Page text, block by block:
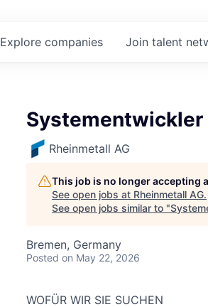
Explore companies Join talent
Rheinmetall AG
This job is no longer accepting
See open jobs at Rheinmetall AG.
See open jobs similar to "
Bremen, Germany
Posted on May 22, 2026
WOFÜR WIR SIE SUCHEN